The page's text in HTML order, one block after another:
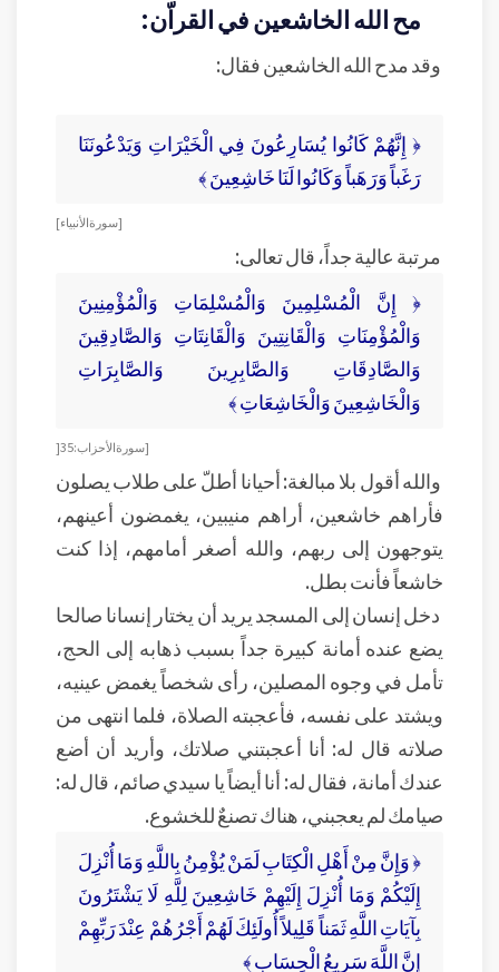
مح الله الخاشعين في القراّن:
وقد مدح الله الخاشعين فقال:
﴿ إِنَّهُمْ كَانُوا يُسَارِعُونَ فِي الْخَيْرَاتِ وَيَدْعُونَنَا
رَغَباً وَرَهَباً وَكَانُوا لَنَا خَاشِعِينَ ﴾
[ سورة الأنبياء]
مرتبة عالية جداً، قال تعالى:
﴿ إِنَّ الْمُسْلِمِينَ وَالْمُسْلِمَاتِ وَالْمُؤْمِنِينَ
وَالْمُؤْمِنَاتِ وَالْقَانِتِينَ وَالْقَانِتَاتِ وَالصَّادِقِينَ
وَالصَّادِقَاتِ وَالصَّابِرِينَ وَالصَّابِرَاتِ
وَالْخَاشِعِينَ وَالْخَاشِعَاتِ ﴾
[ سورة الأحزاب: 35[
والله أقول بلا مبالغة: أحيانا أطلّ على طلاب يصلون
فأراهم خاشعين، أراهم منيبين، يغمضون أعينهم،
يتوجهون إلى ربهم، والله أصغر أمامهم، إذا كنت
خاشعاً فأنت بطل.
دخل إنسان إلى المسجد يريد أن يختار إنسانا صالحا
يضع عنده أمانة كبيرة جداً بسبب ذهابه إلى الحج،
تأمل في وجوه المصلين، رأى شخصاً يغمض عينيه،
ويشتد على نفسه، فأعجبته الصلاة، فلما انتهى من
صلاته قال له: أنا أعجبتني صلاتك، وأريد أن أضع
عندك أمانة، فقال له: أنا أيضاً يا سيدي صائم، قال له:
صيامك لم يعجبني، هناك تصنعٌ للخشوع.
﴿ وَإِنَّ مِنْ أَهْلِ الْكِتَابِ لَمَنْ يُؤْمِنُ بِاللَّهِ وَمَا أُنْزِلَ
إِلَيْكُمْ وَمَا أُنْزِلَ إِلَيْهِمْ خَاشِعِينَ لِلَّهِ لَا يَشْتَرُونَ
بِآيَاتِ اللَّهِ ثَمَناً قَلِيلاً أُولَئِكَ لَهُمْ أَجْرُهُمْ عِنْدَ رَبِّهِمْ
إِنَّ اللَّهَ سَرِيعُ الْحِسَابِ ﴾